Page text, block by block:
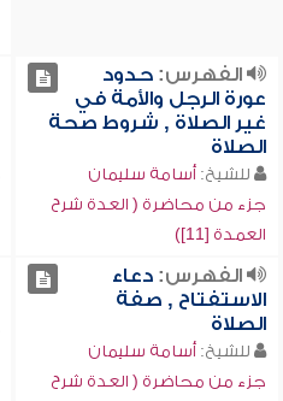
الفهرس:حدود
عورة الرجل والأمة في
غير الصلاة , شروط صحة
الصلاة
للشيخ: أسامة سليمان
جزء من محاضرة ( العدة شرح
العمدة [11])
الفهرس:دعاء
الاستفتاح , صفة
الصلاة
للشيخ: أسامة سليمان
جزء من محاضرة ( العدة شرح